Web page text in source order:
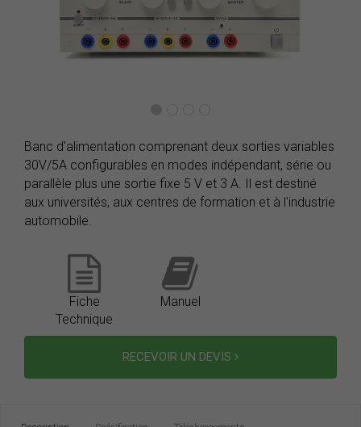
Banc d'alimentation comprenant deux sorties variables
30V/5A configurables en modes indépendant, série ou
parallèle plus une sortie fixe 5 V et 3 A. Il est destiné
aux universités, aux centres de formation et à l'industrie
automobile.
Fiche
Technique
Manuel
RECEVOIR UN DEVIS